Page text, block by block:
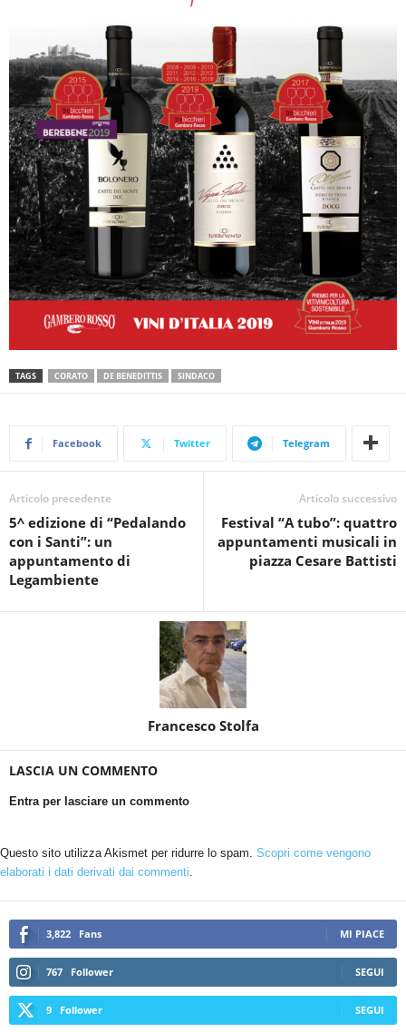
TAGS CORATO DE BENEDITTIS SINDACO
Facebook Twitter Telegram
Articolo precedente
5^ edizione di “Pedalando
con i Santi”: un
appuntamento di
Legambiente
Articolo successivo
Festival “A tubo”: quattro
appuntamenti musicali in
piazza Cesare Battisti
Francesco Stolfa
LASCIA UN COMMENTO
Entra per lasciare un commento
Questo sito utilizza Akismet per ridurre lo spam. Scopri come vengono
elaborati i dati derivati dai commenti.
3,822 Fans MI PIACE
767 Follower SEGUI
9 Follower SEGUI